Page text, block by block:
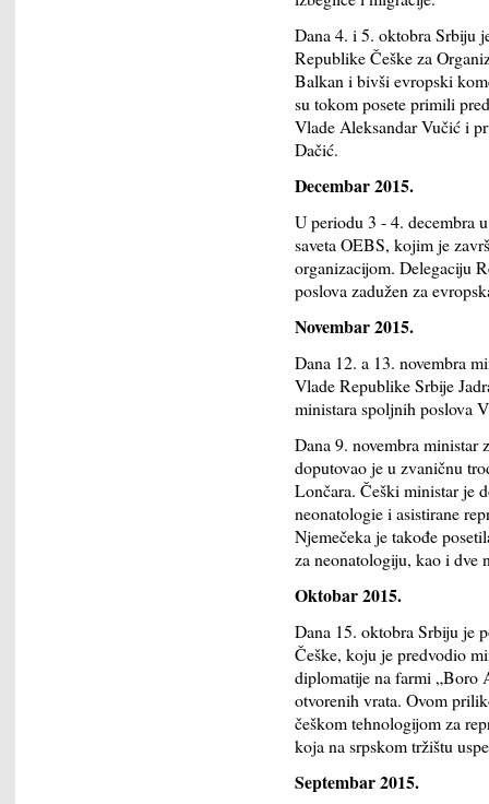
Dana 4. i 5. oktobra Srbiju
Republike Češke za
Balkan i bivši evropski
su tokom posete primili
Vlade Aleksandar Vučić i
Dačić.
Decembar 2015.
U periodu 3 - 4. decembra
saveta OEBS, kojim je
organizacijom. Delegaciju
poslova zadužen za
Novembar 2015.
Dana 12. a 13. novembra
Vlade Republike Srbije
ministara spoljnih poslova
Dana 9. novembra
doputovao je u zvaničnu
Lončara. Češki ministar je
neonatologie i asistirane
Njemečeka je takođe
za neonatologiju, kao i dve
Oktobar 2015.
Dana 15. oktobra Srbiju je
Češke, koju je predvodio
diplomatije na farmi „Boro
otvorenih vrata. Ovom
češkom tehnologijom za
koja na srpskom tržištu
Septembar 2015.